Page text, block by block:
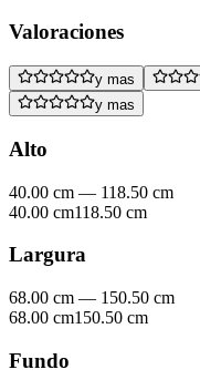
Valoraciones
y mas
y mas
Alto
40.00 cm — 118.50 cm
40.00 cm118.50 cm
Largura
68.00 cm — 150.50 cm
68.00 cm150.50 cm
Fundo